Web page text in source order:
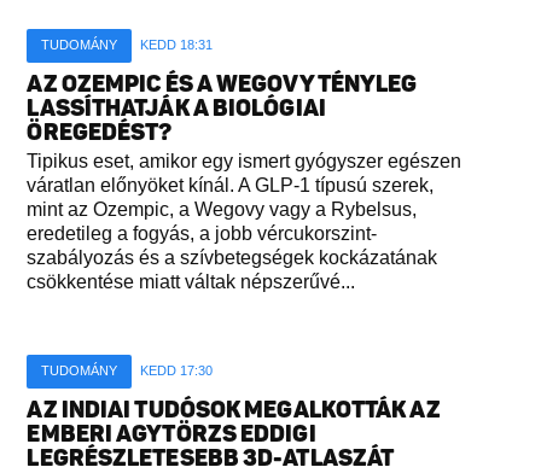
TUDOMÁNY KEDD 18:31
AZ OZEMPIC ÉS A WEGOVY TÉNYLEG
LASSÍTHATJÁK A BIOLÓGIAI
ÖREGEDÉST?
Tipikus eset, amikor egy ismert gyógyszer egészen
váratlan előnyöket kínál. A GLP-1 típusú szerek,
mint az Ozempic, a Wegovy vagy a Rybelsus,
eredetileg a fogyás, a jobb vércukorszint-
szabályozás és a szívbetegségek kockázatának
csökkentése miatt váltak népszerűvé...
TUDOMÁNY KEDD 17:30
AZ INDIAI TUDÓSOK MEGALKOTTÁK AZ
EMBERI AGYTÖRZS EDDIGI
LEGRÉSZLETESEBB 3D-ATLASZÁT